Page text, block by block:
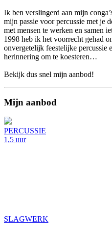
Ik ben verslingerd aan mijn
mijn passie voor percussie met je
met mensen te werken en samen
1998 heb ik het voorrecht gehad
onvergetelijk feestelijke percussie
herinnering om te koesteren…
Bekijk dus snel mijn aanbod!
Mijn aanbod
PERCUSSIE
1,5 uur
SLAGWERK